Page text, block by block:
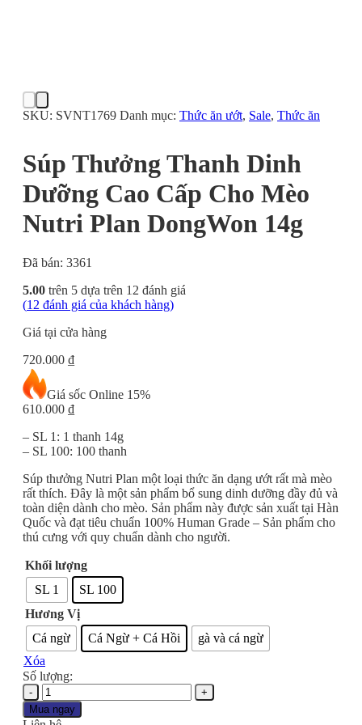
SKU: SVNT1769 Danh mục: Thức ăn ướt, Sale, Thức ăn
Súp Thưởng Thanh Dinh
Dưỡng Cao Cấp Cho Mèo
Nutri Plan DongWon 14g
Đã bán: 3361
5.00 trên 5 dựa trên 12 đánh giá
(12 đánh giá của khách hàng)
Giá tại cửa hàng
720.000 ₫
Giá sốc Online 15%
610.000 ₫
– SL 1: 1 thanh 14g
– SL 100: 100 thanh
Súp thưởng Nutri Plan một loại thức ăn dạng ướt rất mà mèo
rất thích. Đây là một sản phẩm bổ sung dinh dưỡng đầy đủ và
toàn diện dành cho mèo. Sản phẩm này được sản xuất tại Hàn
Quốc và đạt tiêu chuẩn 100% Human Grade – Sản phẩm cho
thú cưng với quy chuẩn dành cho người.
Khối lượng
SL 1
SL 100
Hương Vị
Cá ngừ
Cá Ngừ + Cá Hồi
gà và cá ngừ
Xóa
Số lượng:
Súp
Thưởng
Thanh
Mua ngay